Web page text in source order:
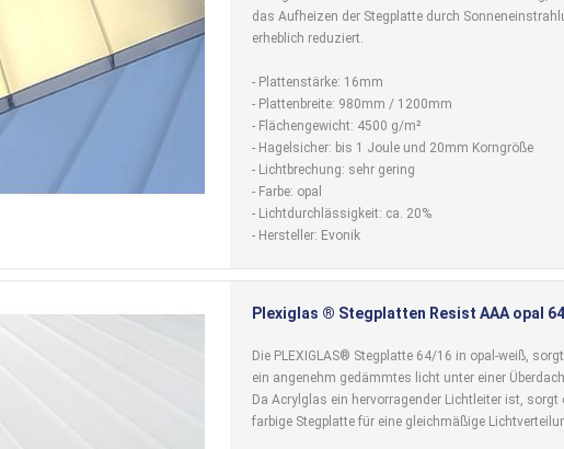
das Aufheizen der Stegplatte durch
erheblich reduziert.
- Plattenstärke: 16mm
- Plattenbreite: 980mm / 1200mm
- Flächengewicht: 4500 g/m²
- Hagelsicher: bis 1 Joule und 20mm Korngröße
- Lichtbrechung: sehr gering
- Farbe: opal
- Lichtdurchlässigkeit: ca. 20%
- Hersteller: Evonik
Plexiglas ® Stegplatten Resist AAA opal
Die PLEXIGLAS® Stegplatte 64/16 in opal-weiß,
ein angenehm gedämmtes licht unter einer
Da Acrylglas ein hervorragender Lichtleiter ist, sorgt
farbige Stegplatte für eine gleichmäßige